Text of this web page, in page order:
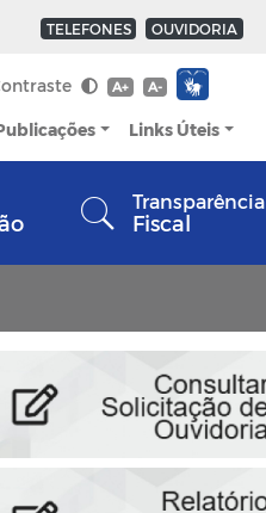
TELEFONES OUVIDORIA
A+ A-
Links Úteis
Transparência
Fiscal